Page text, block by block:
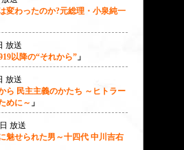
変わったのか?元総理・小泉純一
放送
以降の“それから” 」
放送
ら 民主主義のかたち ～ヒトラー
めに～ 」
放送
魅せられた男～十四代 中川吉右